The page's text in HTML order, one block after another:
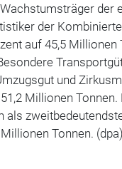
der
der
auf 45,5
und
Millionen
als
Tonnen. (dpa)